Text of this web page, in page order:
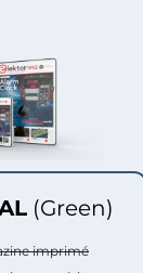
(Green)
imprimé